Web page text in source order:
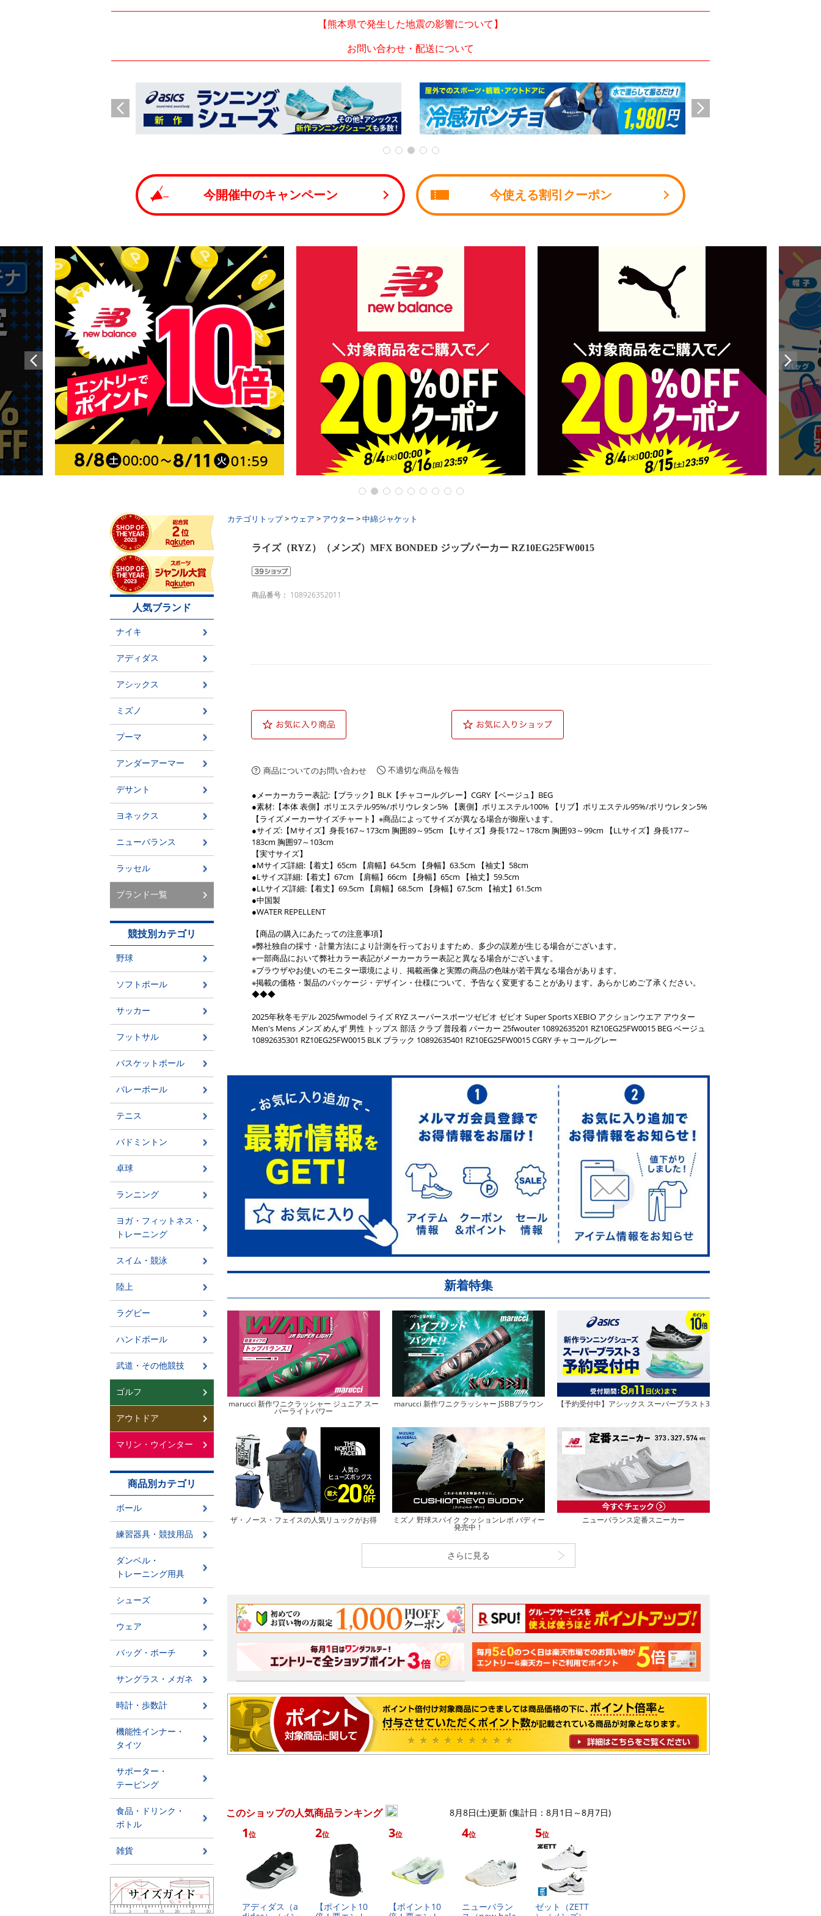
カテゴリトップ> ウェア > アウター >中綿ジャケット
ライズ（RYZ）（メンズ）MFX BONDED ジップパーカー RZ10EG25FW0015
商品番号： 108926352011
商品についてのお問い合わせ 不適切な商品を報告
●メーカーカラー表記:【ブラック】BLK【チャコールグレー】CGRY【ベージュ】BEG
●素材:【本体 表側】ポリエステル95%/ポリウレタン5% 【裏側】ポリエステル100% 【リブ】ポリエステル95%/ポリウレタン5%
【ライズメーカーサイズチャート】※商品によってサイズが異なる場合が御座います。
●サイズ:【Mサイズ】身長167～173cm 胸囲89～95cm 【Lサイズ】身長172～178cm 胸囲93～99cm 【LLサイズ】身長177～
183cm 胸囲97～103cm
【実寸サイズ】
●Mサイズ詳細:【着丈】65cm 【肩幅】64.5cm 【身幅】63.5cm 【袖丈】58cm
●Lサイズ詳細:【着丈】67cm 【肩幅】66cm 【身幅】65cm 【袖丈】59.5cm
●LLサイズ詳細:【着丈】69.5cm 【肩幅】68.5cm 【身幅】67.5cm 【袖丈】61.5cm
●中国製
●WATER REPELLENT
【商品の購入にあたっての注意事項】
※弊社独自の採寸・計量方法により計測を行っておりますため、多少の誤差が生じる場合がございます。
※一部商品において弊社カラー表記がメーカーカラー表記と異なる場合がございます。
※ブラウザやお使いのモニター環境により、掲載画像と実際の商品の色味が若干異なる場合があります。
※掲載の価格・製品のパッケージ・デザイン・仕様について、予告なく変更することがあります。あらかじめご了承ください。
◆◆◆
2025年秋冬モデル 2025fwmodel ライズ RYZ スーパースポーツゼビオ ゼビオ Super Sports XEBIO アクションウエア アウター
Men's Mens メンズ めんず 男性 トップス 部活 クラブ 普段着 パーカー 25fwouter 10892635201 RZ10EG25FW0015 BEG ベージュ
10892635301 RZ10EG25FW0015 BLK ブラック 10892635401 RZ10EG25FW0015 CGRY チャコールグレー
このショップの人気商品ランキング 8月8日(土)更新 (集計日：8月1日～8月7日)
1位
ア​デ​ィ​ダ​ス​（​a​
2位
【​ポ​イ​ン​ト​1​0​
3位
【​ポ​イ​ン​ト​1​0​
4位
ニ​ュ​ー​バ​ラ​ン​
5位
ゼ​ッ​ト​（​Z​E​T​T​